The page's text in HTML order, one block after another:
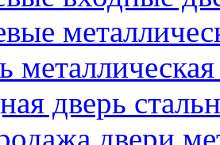
дверь
двери